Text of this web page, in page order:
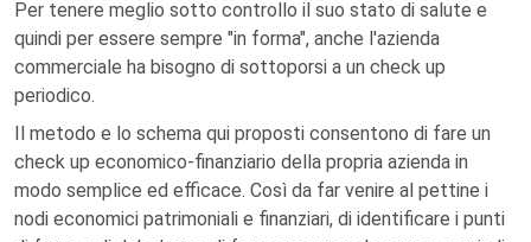
Per tenere meglio sotto controllo il suo stato di salute e
quindi per essere sempre "in forma", anche l'azienda
commerciale ha bisogno di sottoporsi a un check up
periodico.
Il metodo e lo schema qui proposti consentono di fare un
check up economico-finanziario della propria azienda in
modo semplice ed efficace. Così da far venire al pettine i
nodi economici patrimoniali e finanziari, di identificare i punti